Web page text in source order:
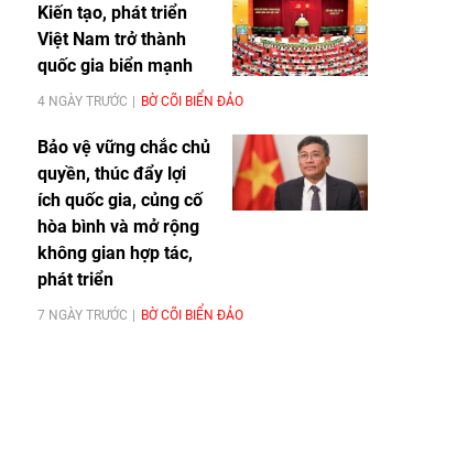
Kiến tạo, phát triển
Việt Nam trở thành
quốc gia biển mạnh
4 NGÀY TRƯỚC BỜ CÕI BIỂN ĐẢO
Bảo vệ vững chắc chủ
quyền, thúc đẩy lợi
ích quốc gia, củng cố
hòa bình và mở rộng
không gian hợp tác,
phát triển
7 NGÀY TRƯỚC BỜ CÕI BIỂN ĐẢO